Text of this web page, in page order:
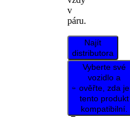
v
páru.
Najít
distributora
Vyberte své
vozidlo a
ověřte, zda je
tento produkt
kompatibilní.